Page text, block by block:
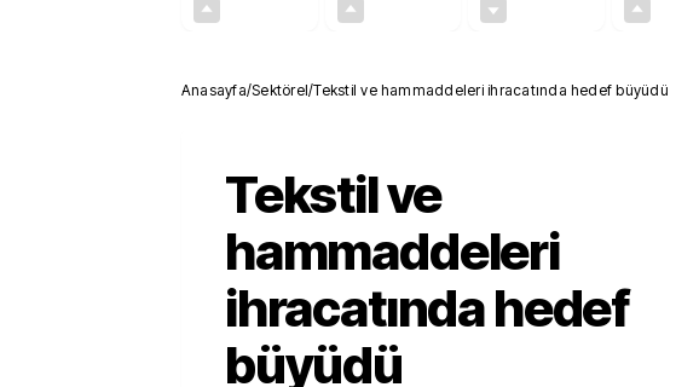
Anasayfa/Sektörel/Tekstil ve hammaddeleri ihracatında hedef büyüdü
Tekstil ve
hammaddeleri
ihracatında hedef
büyüdü